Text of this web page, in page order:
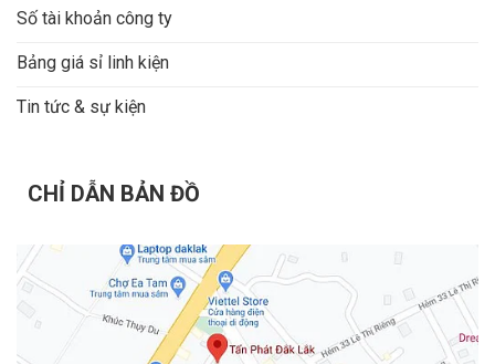
Số tài khoản công ty
Bảng giá sỉ linh kiện
Tin tức & sự kiện
CHỈ DẪN BẢN ĐỒ